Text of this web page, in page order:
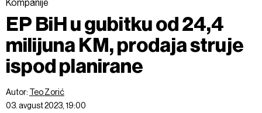
Kompanije
EP BiH u gubitku od 24,4
milijuna KM, prodaja struje
ispod planirane
Autor: Teo Zorić
03. avgust 2023, 19:00